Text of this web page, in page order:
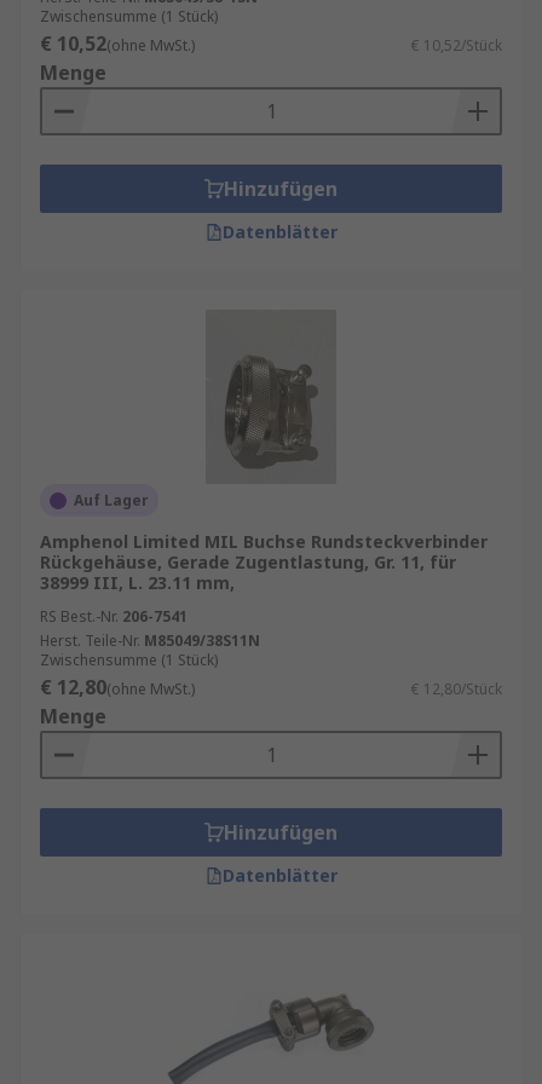
Beliebte Baugrößen sind: – M8 für
kompakte Sensorik – M12 für
Standard‑Daten‑ und Signaltechnik – M23
für leistungsstärkere Anwendungen und
Anzahl der Kontakte - Je nach Gehäuseserie
finden häufig3‑polige,4‑polige, 5‑polige,
8‑polige oder 12‑polige Einsätze Platz.
Die Außenhüllen sind für verschiedene
Montageausrichtungen verfügbar, darunter:
gerade Ausführung –abgewinkelte
Rückwandmontage – Kabelseitige
Montagevarianten
Gehäuse für Rundsteckverbinder sind in
Aluminiumfür robuste
Kunststofffür leichte Anwendungen und
mit hoher Temperatur‑, Chemikalien‑ und
IsolationsbeständigkeitDiese
Materialvielfalt ermöglicht den optimalen
Schutz und die passende Stabilität für jedes
Rundsteckverbinder‑Außenhüllen kommen in
Automatisierungsanlagen, Maschinenbau,
Robotik, Transporttechnik, Energieversorgung
Zwischensumme (1 Stück)
€ 10,52(ohne MwSt.) € 10,52/Stück
Menge
Hinzufügen
Datenblätter
Auf Lager
Amphenol Limited MIL Buchse Rundsteckverbinder
Rückgehäuse, Gerade Zugentlastung, Gr. 11, für
38999 III, L. 23.11 mm,
RS Best.-Nr. 206-7541
Herst. Teile-Nr. M85049/38S11N
Zwischensumme (1 Stück)
€ 12,80(ohne MwSt.) € 12,80/Stück
Menge
Hinzufügen
Datenblätter